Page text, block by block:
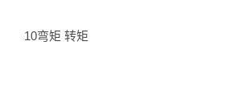
10弯矩 转矩